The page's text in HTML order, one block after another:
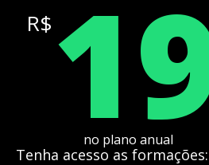
R$
no plano anual
Tenha acesso as formações: